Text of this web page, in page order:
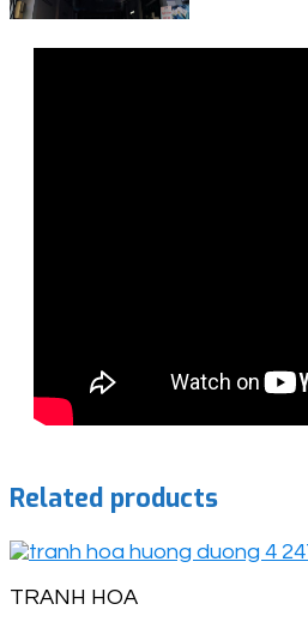
Related products
TRANH HOA